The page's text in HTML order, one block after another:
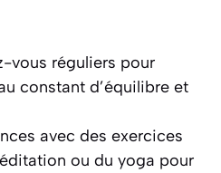
vous réguliers pour
constant d’équilibre et
avec des exercices
ou du yoga pour